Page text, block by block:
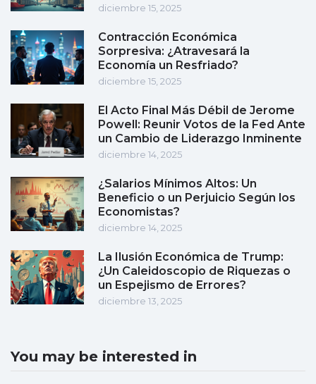
diciembre 15, 2025
Contracción Económica
Sorpresiva: ¿Atravesará la
Economía un Resfriado?
diciembre 15, 2025
El Acto Final Más Débil de Jerome
Powell: Reunir Votos de la Fed Ante
un Cambio de Liderazgo Inminente
diciembre 14, 2025
¿Salarios Mínimos Altos: Un
Beneficio o un Perjuicio Según los
Economistas?
diciembre 14, 2025
La Ilusión Económica de Trump:
¿Un Caleidoscopio de Riquezas o
un Espejismo de Errores?
diciembre 13, 2025
You may be interested in